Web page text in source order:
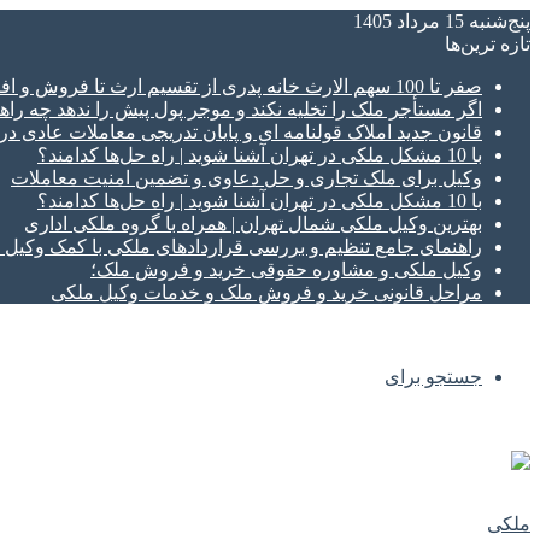
پنج‌شنبه 15 مرداد 1405
تازه‌ ترین‌ها
صفر تا 100 سهم الارث خانه پدری از تقسیم ارث تا فروش و افراز ملک ورثه ای
اگر مستأجر ملک را تخلیه نکند و موجر پول پیش را ندهد چه
قانون جدید املاک قولنامه ای و پایان تدریجی معاملات عادی
با 10 مشکل ملکی در تهران آشنا شوید | راه حل‌ها کدامند؟
وکیل برای ملک تجاری و حل دعاوی و تضمین امنیت معاملات
با 10 مشکل ملکی در تهران آشنا شوید | راه حل‌ها کدامند؟
بهترین وکیل ملکی شمال تهران | همراه با گروه ملکی اداری
راهنمای جامع تنظیم و بررسی قراردادهای ملکی با کمک
وکیل ملکی و مشاوره حقوقی خرید و فروش ملک؛
مراحل قانونی خرید و فروش ملک و خدمات وکیل ملکی
جستجو برای